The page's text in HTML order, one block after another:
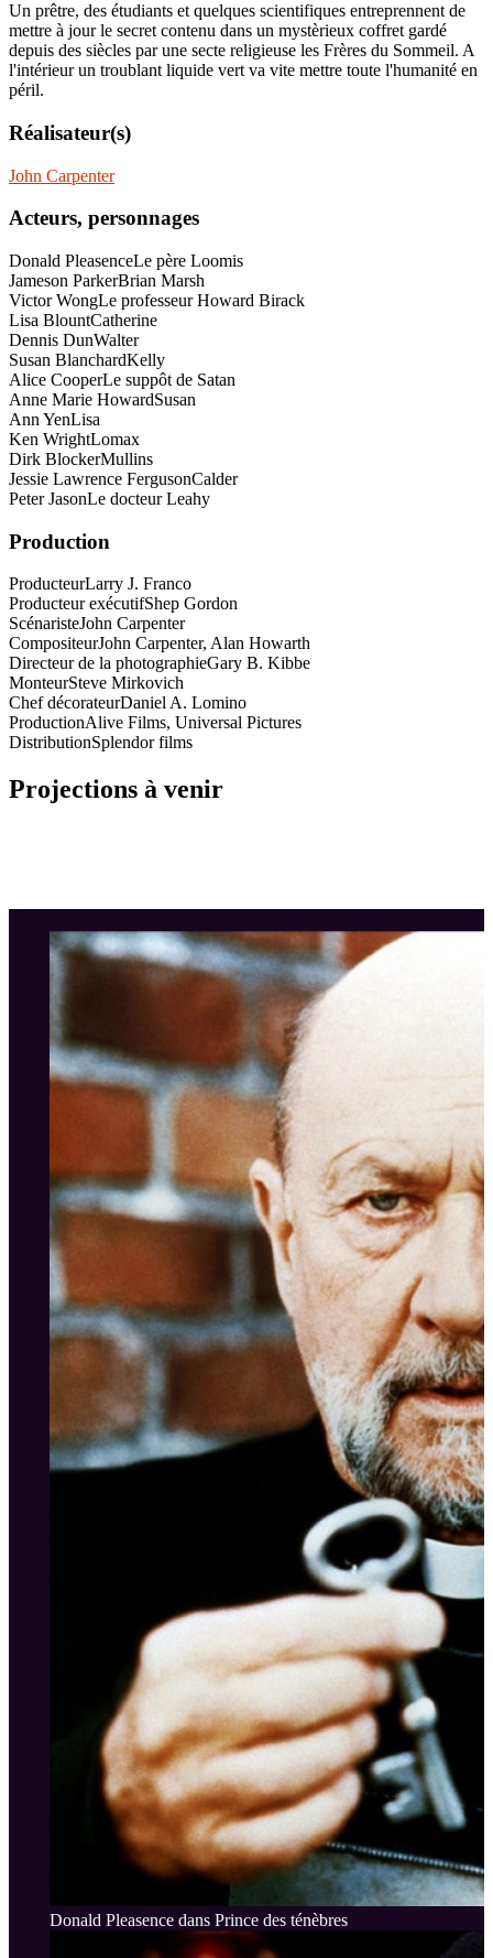
Un prêtre, des étudiants et quelques scientifiques entreprennent de
mettre à jour le secret contenu dans un mystèrieux coffret gardé
depuis des siècles par une secte religieuse les Frères du Sommeil. A
l'intérieur un troublant liquide vert va vite mettre toute l'humanité en
péril.
Réalisateur(s)
John Carpenter
Acteurs, personnages
Donald PleasenceLe père Loomis
Jameson ParkerBrian Marsh
Victor WongLe professeur Howard Birack
Lisa BlountCatherine
Dennis DunWalter
Susan BlanchardKelly
Alice CooperLe suppôt de Satan
Anne Marie HowardSusan
Ann YenLisa
Ken WrightLomax
Dirk BlockerMullins
Jessie Lawrence FergusonCalder
Peter JasonLe docteur Leahy
Production
ProducteurLarry J. Franco
Producteur exécutifShep Gordon
ScénaristeJohn Carpenter
CompositeurJohn Carpenter, Alan Howarth
Directeur de la photographieGary B. Kibbe
MonteurSteve Mirkovich
Chef décorateurDaniel A. Lomino
ProductionAlive Films, Universal Pictures
DistributionSplendor films
Projections à venir
Donald Pleasence dans Prince des ténèbres